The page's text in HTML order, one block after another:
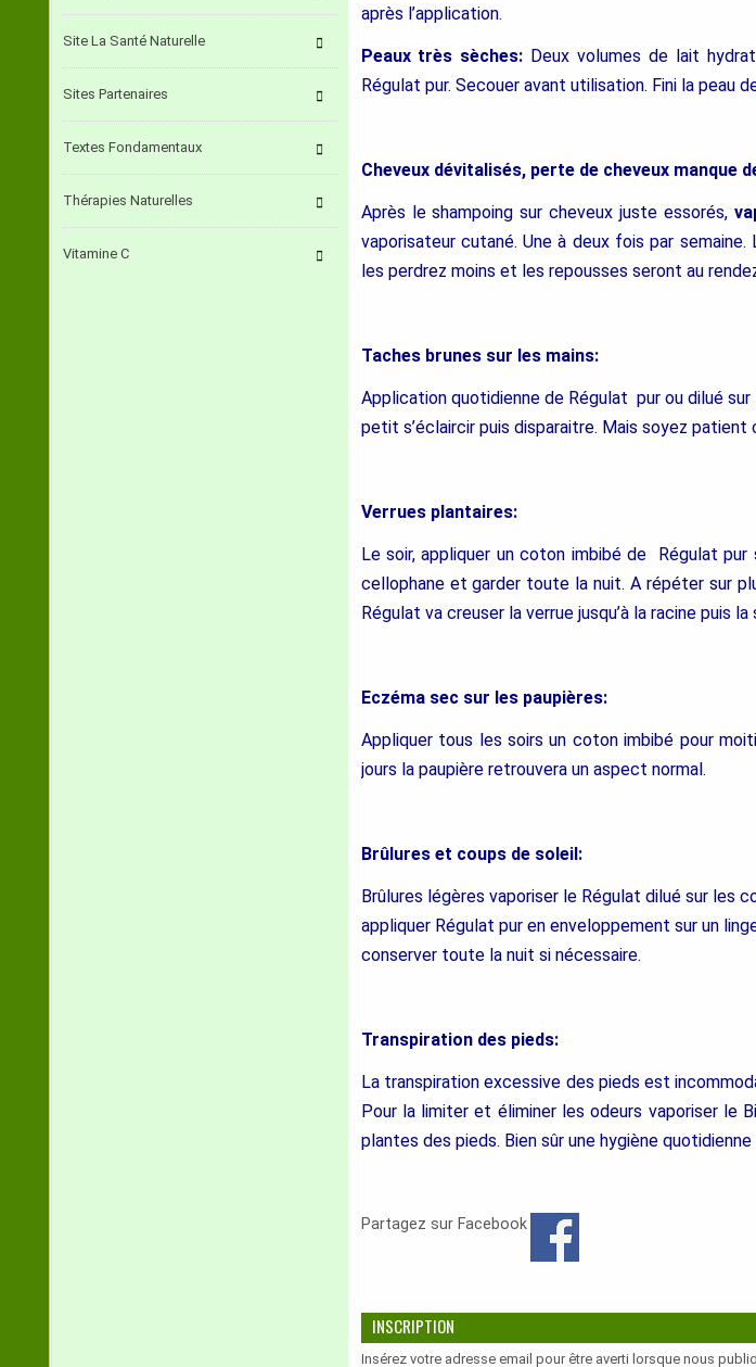
après l’application.
Peaux très sèches: Deux volumes de lait
Régulat pur. Secouer avant utilisation. Fini la peau
Cheveux dévitalisés, perte de cheveux manque
Après le shampoing sur cheveux juste essorés,
vaporisateur cutané. Une à deux fois par
les perdrez moins et les repousses seront au
Taches brunes sur les mains:
Application quotidienne de Régulat pur ou dilué
petit s’éclaircir puis disparaitre. Mais soyez
Verrues plantaires:
Le soir, appliquer un coton imbibé de Régulat
cellophane et garder toute la nuit. A répéter sur
Régulat va creuser la verrue jusqu’à la racine puis
Eczéma sec sur les paupières:
Appliquer tous les soirs un coton imbibé pour
jours la paupière retrouvera un aspect normal.
Brûlures et coups de soleil:
Brûlures légères vaporiser le Régulat dilué sur les
appliquer Régulat pur en enveloppement sur un
conserver toute la nuit si nécessaire.
Transpiration des pieds:
La transpiration excessive des pieds est
Pour la limiter et éliminer les odeurs vaporiser
plantes des pieds. Bien sûr une hygiène
Partagez sur Facebook
INSCRIPTION
Insérez votre adresse email pour être averti lorsque nous
Site La Santé Naturelle
Sites Partenaires
Textes Fondamentaux
Thérapies Naturelles
Vitamine C